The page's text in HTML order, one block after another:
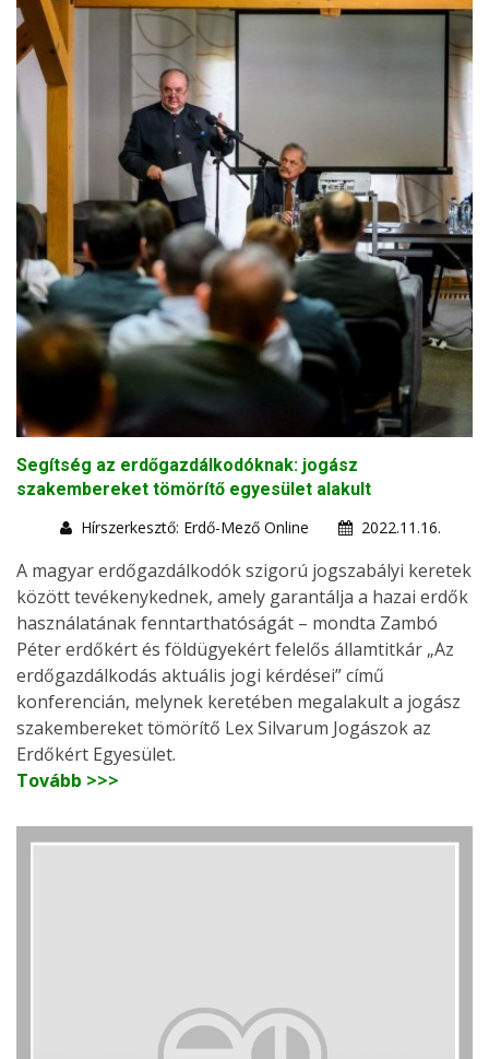
Segítség az erdőgazdálkodóknak: jogász
szakembereket tömörítő egyesület alakult
Hírszerkesztő: Erdő-Mező Online
2022.11.16.
A magyar erdőgazdálkodók szigorú jogszabályi keretek
között tevékenykednek, amely garantálja a hazai erdők
használatának fenntarthatóságát – mondta Zambó
Péter erdőkért és földügyekért felelős államtitkár „Az
erdőgazdálkodás aktuális jogi kérdései” című
konferencián, melynek keretében megalakult a jogász
szakembereket tömörítő Lex Silvarum Jogászok az
Erdőkért Egyesület.
Tovább >>>